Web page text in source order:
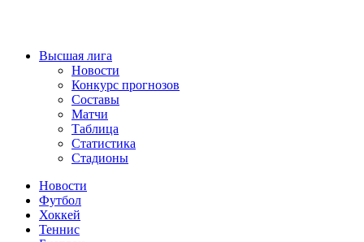
Высшая лига
Новости
Конкурс прогнозов
Составы
Матчи
Таблица
Статистика
Стадионы
Новости
Футбол
Хоккей
Теннис